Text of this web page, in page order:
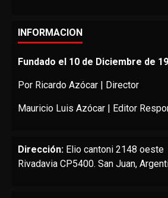
INFORMACION
Fundado el 10 de Diciembre de
Por Ricardo Azócar | Director
Mauricio Luis Azócar | Editor
Dirección: Elio cantoni 2148 oeste
Rivadavia CP5400. San Juan,